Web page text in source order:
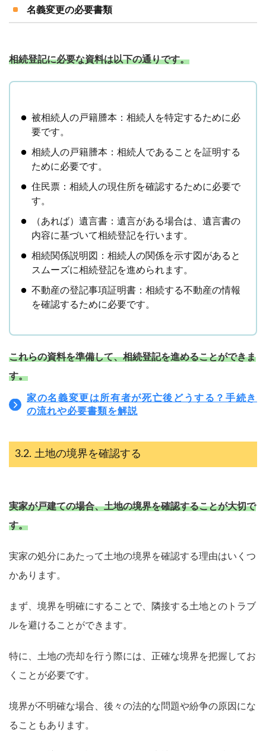
名義変更の必要書類
相続登記に必要な資料は以下の通りです。
被相続人の戸籍謄本：相続人を特定するために必
要です。
相続人の戸籍謄本：相続人であることを証明する
ために必要です。
住民票：相続人の現住所を確認するために必要で
す。
（あれば）遺言書：遺言がある場合は、遺言書の
内容に基づいて相続登記を行います。
相続関係説明図：相続人の関係を示す図があると
スムーズに相続登記を進められます。
不動産の登記事項証明書：相続する不動産の情報
を確認するために必要です。
これらの資料を準備して、相続登記を進めることができま
す。
家の名義変更は所有者が死亡後どうする？手続き
の流れや必要書類を解説
土地の境界を確認する
実家が戸建ての場合、土地の境界を確認することが大切で
す。
実家の処分にあたって土地の境界を確認する理由はいくつ
かあります。
まず、境界を明確にすることで、隣接する土地とのトラブ
ルを避けることができます。
特に、土地の売却を行う際には、正確な境界を把握してお
くことが必要です。
境界が不明確な場合、後々の法的な問題や紛争の原因にな
ることもあります。